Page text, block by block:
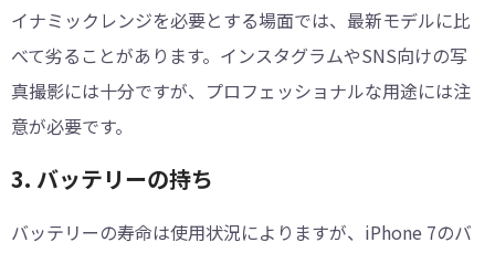
イナミックレンジを必要とする場面では、最新モデルに比
べて劣ることがあります。インスタグラムやSNS向けの写
真撮影には十分ですが、プロフェッショナルな用途には注
意が必要です。
3. バッテリーの持ち
バッテリーの寿命は使用状況によりますが、iPhone 7のバ